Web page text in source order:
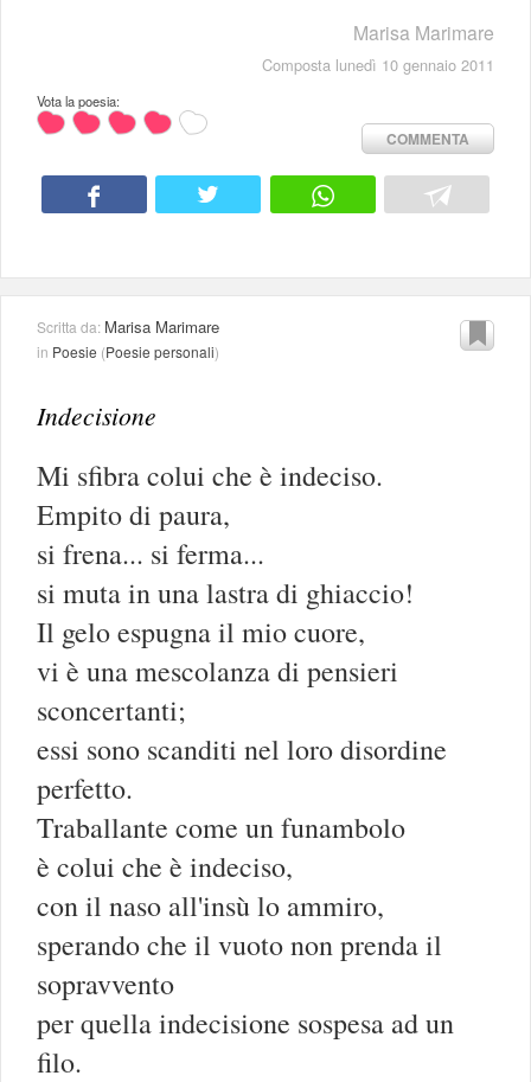
Marisa Marimare
Composta lunedì 10 gennaio 2011
Vota la poesia:
COMMENTA
Scritta da: Marisa Marimare
in Poesie (Poesie personali)
Indecisione
Mi sfibra colui che è indeciso.
Empito di paura,
si frena... si ferma...
si muta in una lastra di ghiaccio!
Il gelo espugna il mio cuore,
vi è una mescolanza di pensieri
sconcertanti;
essi sono scanditi nel loro disordine
perfetto.
Traballante come un funambolo
è colui che è indeciso,
con il naso all'insù lo ammiro,
sperando che il vuoto non prenda il
sopravvento
per quella indecisione sospesa ad un
filo.